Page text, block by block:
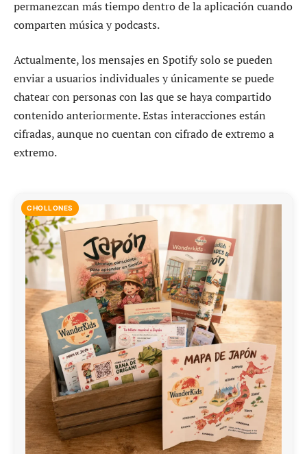
permanezcan más tiempo dentro de la aplicación cuando
comparten música y podcasts.
Actualmente, los mensajes en Spotify solo se pueden
enviar a usuarios individuales y únicamente se puede
chatear con personas con las que se haya compartido
contenido anteriormente. Estas interacciones están
cifradas, aunque no cuentan con cifrado de extremo a
extremo.
CHOLLONES